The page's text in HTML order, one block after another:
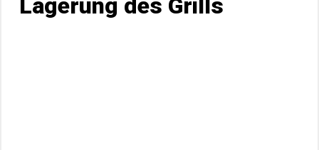
Lagerung des Grills